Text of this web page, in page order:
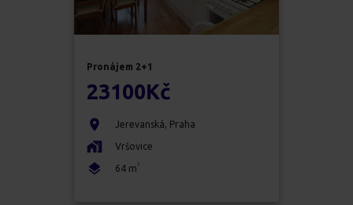
Pronájem 2+1
23100Kč
Jerevanská, Praha
Vršovice
64 m 2